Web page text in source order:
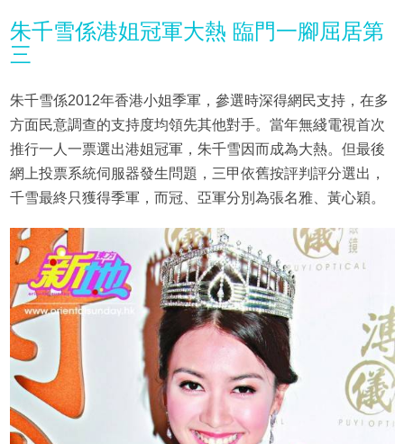
朱千雪係港姐冠軍大熱 臨門一腳屈居第
三
朱千雪係2012年香港小姐季軍，參選時深得網民支持，在多
方面民意調查的支持度均領先其他對手。當年無綫電視首次
推行一人一票選出港姐冠軍，朱千雪因而成為大熱。但最後
網上投票系統伺服器發生問題，三甲依舊按評判評分選出，
千雪最終只獲得季軍，而冠、亞軍分別為張名雅、黃心穎。